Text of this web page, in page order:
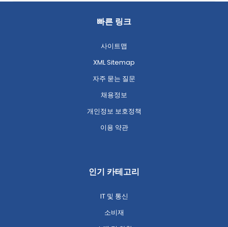
빠른 링크
사이트맵
XML Sitemap
자주 묻는 질문
채용정보
개인정보 보호정책
이용 약관
인기 카테고리
IT 및 통신
소비재